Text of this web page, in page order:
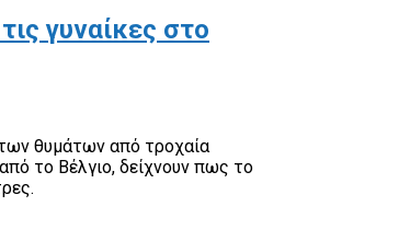
γυναίκες στο
των θυμάτων από τροχαία
το Βέλγιο, δείχνουν πως το